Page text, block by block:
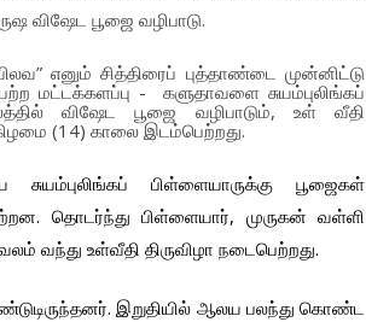
விஷேட பூஜை வழிபாடு.
”எனும் சித்திரைப் புத்தாண்டை முன்னிட்டு
மட்டக்களப்பு -களுதாவளை சுயம்புலிங்கப்
விஷேட பூஜை வழிபாடும், உள்
வீதி
(14) காலை இடம்பெற்றது.
சுயம்புலிங்கப் பிள்ளையாருக்கு
பூஜைகள்
. தொடர்ந்து பிள்ளையார், முருகன் வள்ளி
வந்து உள்வீதி திருவிழா நடைபெற்றது.
.இறுதியில் ஆலய பலந்து கொண்ட